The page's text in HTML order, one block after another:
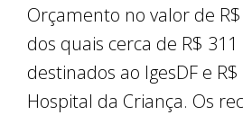
Orçamento no valor de
dos quais cerca de R$
destinados ao IgesDF e
Hospital da Criança. Os